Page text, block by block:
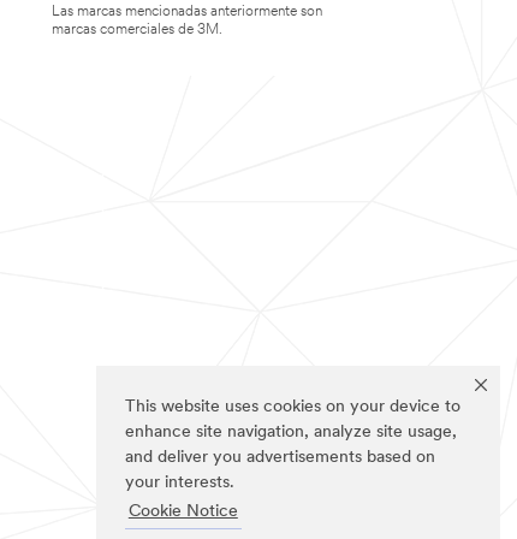
This website uses cookies on your device to
enhance site navigation, analyze site usage,
and deliver you advertisements based on
your interests.
Cookie Notice
Las marcas mencionadas anteriormente son
marcas comerciales de 3M.